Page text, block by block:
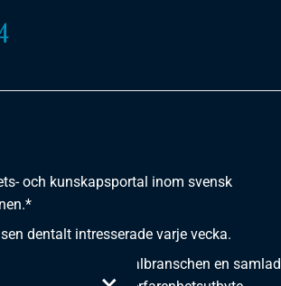
och kunskapsportal inom svensk
dentalt intresserade varje vecka.
inom dentalbranschen en samlad